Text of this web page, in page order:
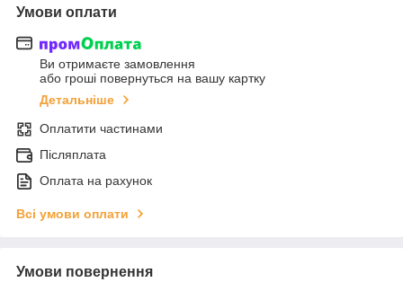
Умови оплати
Ви отримаєте замовлення
або гроші повернуться на вашу картку
Детальніше
Оплатити частинами
Післяплата
Оплата на рахунок
Всі умови оплати
Умови повернення